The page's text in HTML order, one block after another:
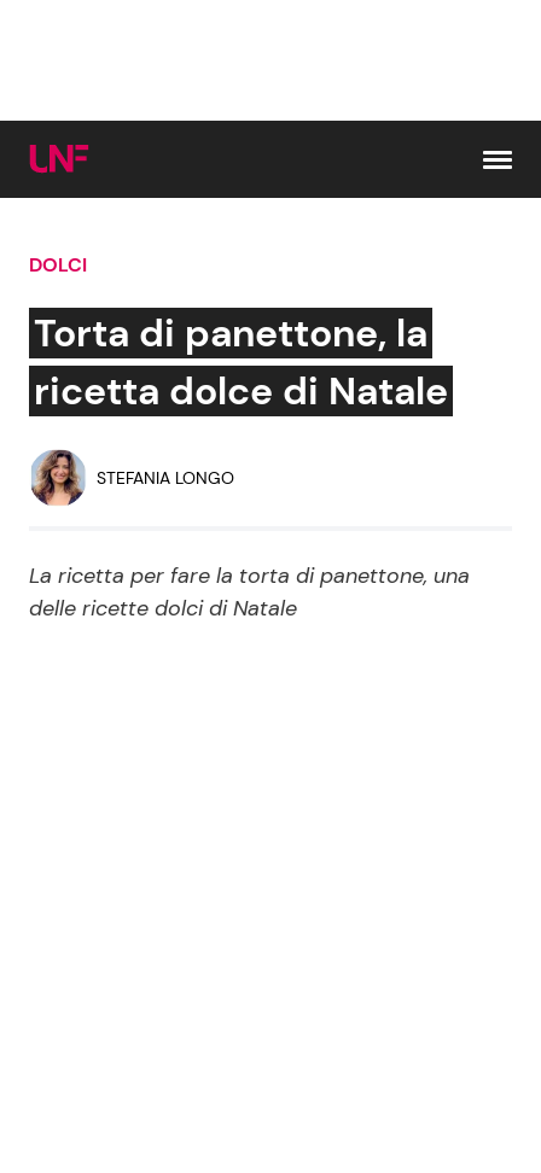
Cerca:
News e Cronaca
Attualità Italiana
Dal Mondo
Economia
Gossip e TV
Bellezze VIP
Fiction e Serie TV
DOLCI
Torta di panettone, la
ricetta dolce di Natale
STEFANIA LONGO
La ricetta per fare la torta di panettone, una
delle ricette dolci di Natale